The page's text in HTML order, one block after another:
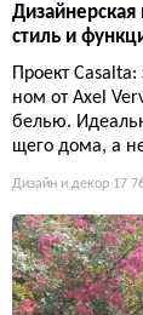
Дизайнерская
стиль и
Проект
ном от Axel
белью.
щего дома, а
Дизайн и декор 17